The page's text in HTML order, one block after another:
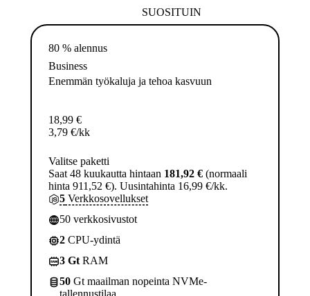
SUOSITUIN
80 % alennus
Business
Enemmän työkaluja ja tehoa kasvuun
18,99 €
3,79 €/kk
Valitse paketti
Saat 48 kuukautta hintaan 181,92 € (normaali
hinta 911,52 €). Uusintahinta 16,99 €/kk.
5 Verkkosovellukset
50 verkkosivustot
2 CPU-ydintä
3 Gt RAM
50 Gt maailman nopeinta NVMe-